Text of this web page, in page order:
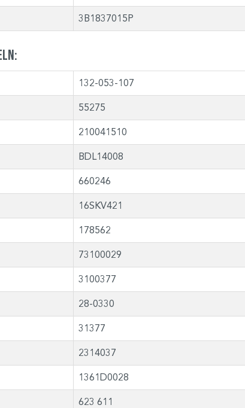
3B1837015P
132-053-107
55275
210041510
BDL14008
660246
16SKV421
178562
73100029
3100377
28-0330
31377
2314037
1361D0028
623 611